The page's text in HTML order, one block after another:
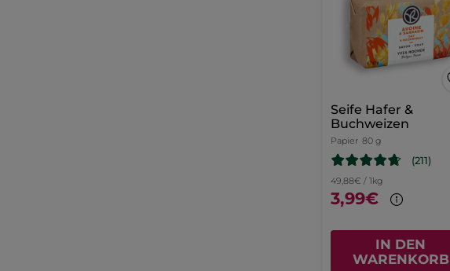
Seife Hafer &
Buchweizen
Papier 80 g
(211)
49,88€ / 1kg
3,99€
IN DEN
WARENKORB